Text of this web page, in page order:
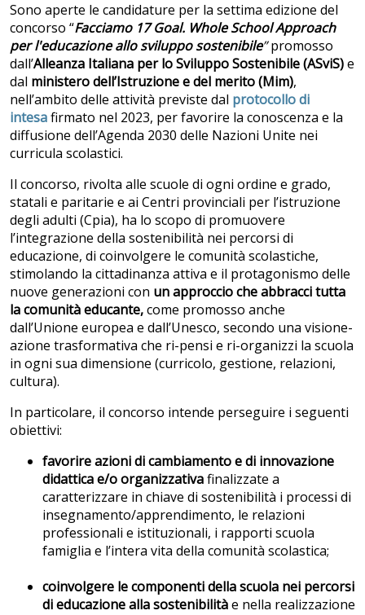
Sono aperte le candidature per la settima edizione del
concorso “Facciamo 17 Goal. Whole School Approach
per l'educazione allo sviluppo sostenibile”promosso
dall’Alleanza Italiana per lo Sviluppo Sostenibile (ASviS)e
dal ministero dell’Istruzione e del merito (Mim),
nell’ambito delle attività previste dal protocollo di
intesafirmato nel 2023, per favorire la conoscenza e la
diffusione dell’Agenda 2030 delle Nazioni Unite nei
curricula scolastici.
Il concorso, rivolta alle scuole di ogni ordine e grado,
statali e paritarie e ai Centri provinciali per l’istruzione
degli adulti (Cpia), ha lo scopo di promuovere
l’integrazione della sostenibilità nei percorsi di
educazione, di coinvolgere le comunità scolastiche,
stimolando la cittadinanza attiva e il protagonismo delle
nuove generazioni con un approccio che abbracci tutta
la comunità educante,come promosso anche
dall’Unione europea e dall’Unesco, secondo una visione-
azione trasformativa che ri-pensi e ri-organizzi la scuola
in ogni sua dimensione (curricolo, gestione, relazioni,
cultura).
In particolare, il concorso intende perseguire i seguenti
obiettivi:
favorire azioni di cambiamento e di innovazione
didattica e/o organizzativafinalizzate a
caratterizzare in chiave di sostenibilità i processi di
insegnamento/apprendimento, le relazioni
professionali e istituzionali, i rapporti scuola
famiglia e l’intera vita della comunità scolastica;
coinvolgere le componenti della scuola nei percorsi
di educazione alla sostenibilitàe nella realizzazione